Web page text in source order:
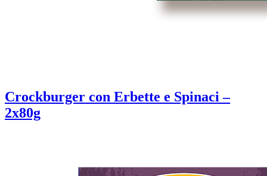
Crockburger con Erbette e Spinaci –
2x80g